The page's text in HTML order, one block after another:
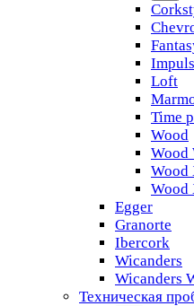
Impuls
Loft
Time
Wood
Wood
Wood
Wood
Egger
Granorte
Ibercork
Wicanders
Wicanders
Техническая